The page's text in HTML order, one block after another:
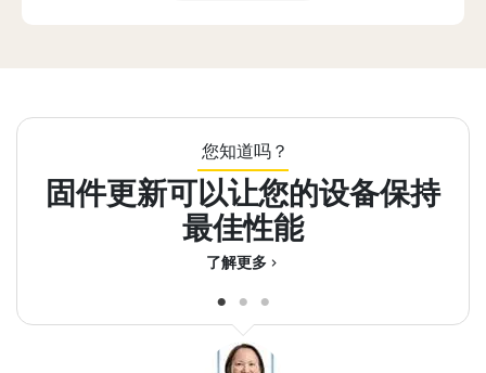
您知道吗？
固件更新可以让您的设备保持
最佳性能
chevron_right
了解更多